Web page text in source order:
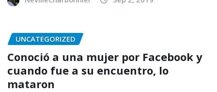
UNCATEGORIZED
Conoció a una mujer por Facebook y
cuando fue a su encuentro, lo
mataron